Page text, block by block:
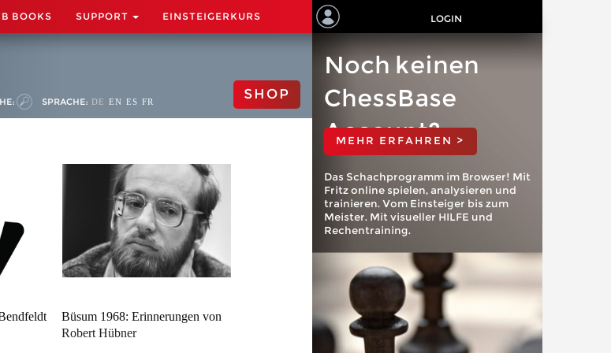
BOOKS SUPPORT EINSTEIGERKURS LOGIN
SPRACHE: DE EN ES FR SHOP
Büsum 1968: Erinnerungen von
Robert Hübner
Noch keinen
ChessBase
Account?
MEHR ERFAHREN >
Das Schachprogramm im Browser! Mit
Fritz online spielen, analysieren und
trainieren. Vom Einsteiger bis zum
Meister. Mit visueller HILFE und
Rechentraining.